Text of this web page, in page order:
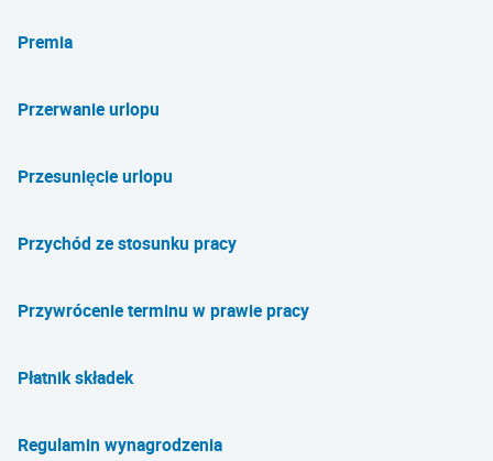
Premia
Przerwanie urlopu
Przesunięcie urlopu
Przychód ze stosunku pracy
Przywrócenie terminu w prawie pracy
Płatnik składek
Regulamin wynagrodzenia